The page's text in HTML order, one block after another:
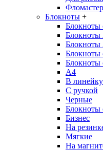
Блокноты +
Блокноты
Блокноты
Блокноты
Блокноты
Блокноты
A4
В линейку
С ручкой
Черные
Блокноты
Бизнес
На
Мягкие
На